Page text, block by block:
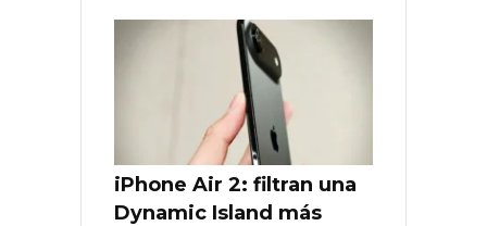
iPhone Air 2: filtran una
Dynamic Island más